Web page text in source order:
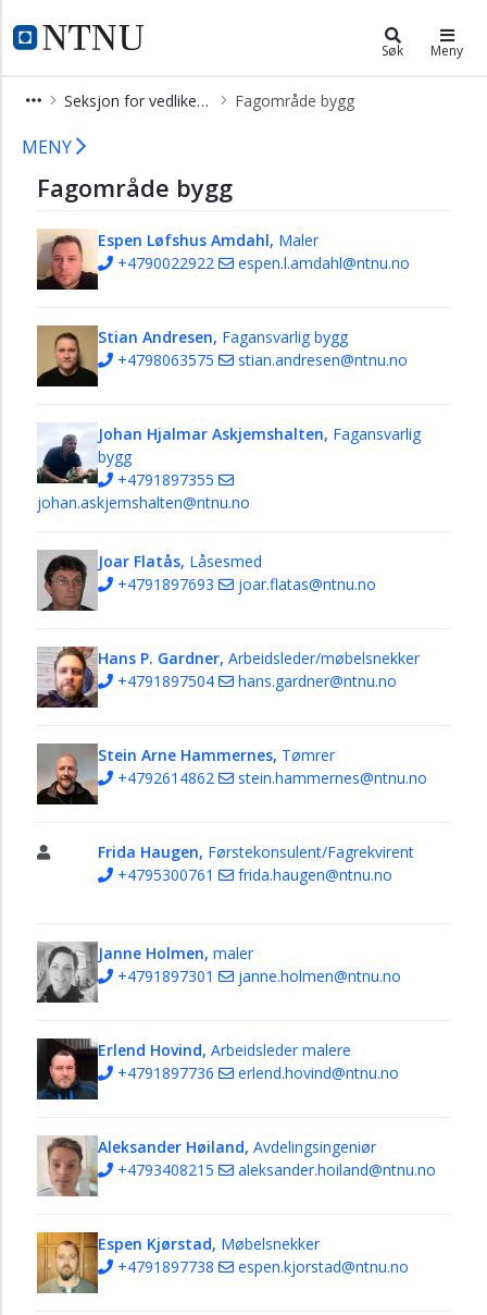
NTNU Hjemmeside
NTNU Eiendomsavdeling Søk Meny
Seksjon for vedlikehald eigedom Fagområde bygg
Fagområde bygg
×
NTNU
Eigedomsavdelinga
Seksjonar
tilsette
Støttetenester
Seksjon
for
Seksjon
for
Seksjon
for
eigedomsforvaltning
Seksjon
vedlikehald
eigedom
elektro
Fagområde
bygg
Fagområde
VVS
Fagområde
og
service
for
vedlikehold
eiendom
Fagområde
landskap
for
eigedom
i
Seksjon
for
eigedom
MENY
Fagområde bygg
Espen Løfshus Amdahl, Maler
+4790022922
espen.l.amdahl@ntnu.no
Stian Andresen, Fagansvarlig bygg
+4798063575
stian.andresen@ntnu.no
Johan Hjalmar Askjemshalten, Fagansvarlig
bygg
+4791897355
johan.askjemshalten@ntnu.no
Joar Flatås, Låsesmed
+4791897693
joar.flatas@ntnu.no
Hans P. Gardner, Arbeidsleder/møbelsnekker
+4791897504
hans.gardner@ntnu.no
Stein Arne Hammernes, Tømrer
+4792614862
stein.hammernes@ntnu.no
Frida Haugen, Førstekonsulent/Fagrekvirent
+4795300761
frida.haugen@ntnu.no
Janne Holmen, maler
+4791897301
janne.holmen@ntnu.no
Erlend Hovind, Arbeidsleder malere
+4791897736
erlend.hovind@ntnu.no
Aleksander Høiland, Avdelingsingeniør
+4793408215
aleksander.hoiland@ntnu.no
Espen Kjørstad, Møbelsnekker
+4791897738
espen.kjorstad@ntnu.no